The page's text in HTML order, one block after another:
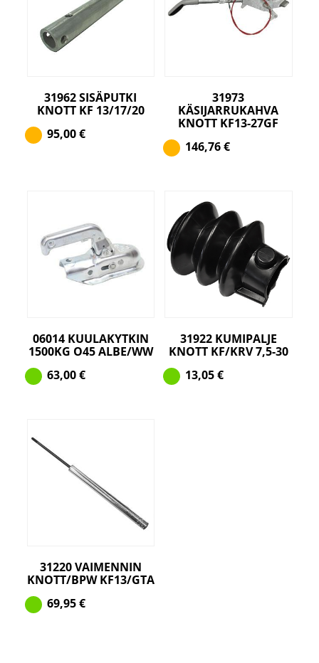
31962 SISÄPUTKI
KNOTT KF 13/17/20
95,00€
31973
KÄSIJARRUKAHVA
KNOTT KF13-27GF
146,76€
06014 KUULAKYTKIN
1500KG O45 ALBE/WW
63,00€
31922 KUMIPALJE
KNOTT KF/KRV 7,5-30
13,05€
31220 VAIMENNIN
KNOTT/BPW KF13/GTA
69,95€